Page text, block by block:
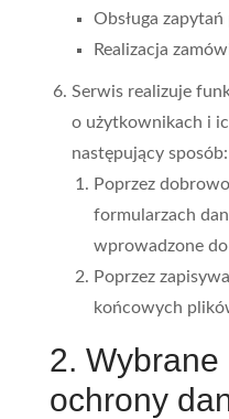
Obsługa
Realizacja
Serwis realizuje
o użytkownikach i
następujący sposób:
Poprzez
formularzach
wprowadzone
Poprzez
końcowych
2. Wybrane
ochrony